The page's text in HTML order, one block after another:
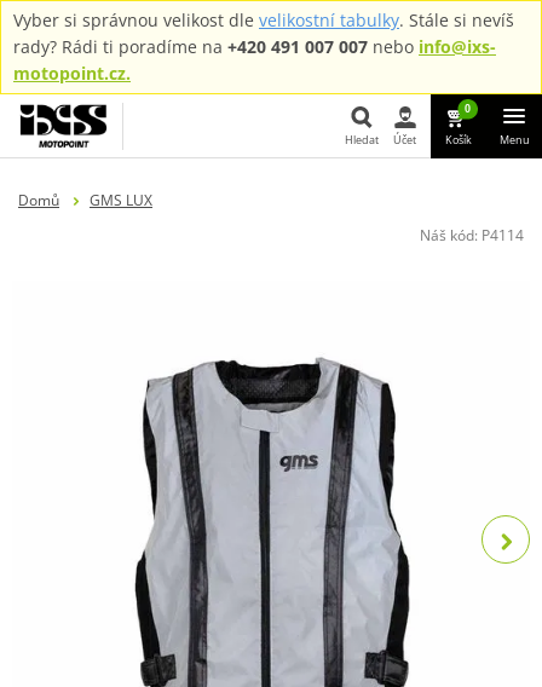
Vyber si správnou velikost dle velikostní tabulky. Stále si nevíš
rady? Rádi ti poradíme na +420 491 007 007 nebo info@ixs-
motopoint.cz.
Hledat Účet
0
Košík Menu
Domů
GMS LUX
Náš kód: P4114